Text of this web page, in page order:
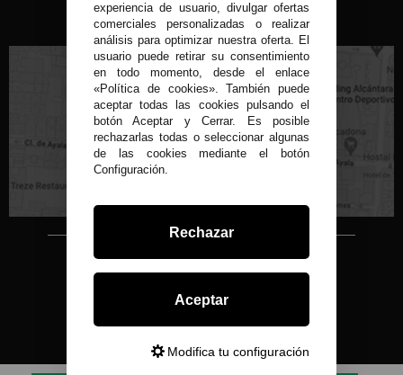
VISITA NUESTRA TIENDA FÍSICA
C/ Conde de Peñalver, 22 MADRID
Copyright © 2015-2026
Todos los derechos reservados
Todos nuestros precios son IVA Incluido
Desarrollado por
experiencia de usuario, divulgar ofertas
comerciales personalizadas o realizar
análisis para optimizar nuestra oferta. El
usuario puede retirar su consentimiento
en todo momento, desde el enlace
«Política de cookies». También puede
aceptar todas las cookies pulsando el
botón Aceptar y Cerrar. Es posible
rechazarlas todas o seleccionar algunas
de las cookies mediante el botón
Configuración.
Rechazar
Aceptar
Modifica tu configuración